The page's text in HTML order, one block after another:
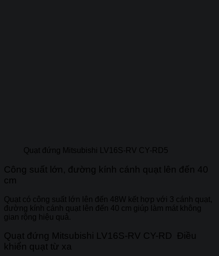
Quạt đứng Mitsubishi LV16S-RV CY-RD5
Công suất lớn, đường kính cánh quạt lên đến 40
cm
Quạt có công suất lớn lên đến 48W kết hợp với 3 cánh quạt,
đường kính cánh quạt lên đến 40 cm giúp làm mát không
gian rộng hiệu quả.
Quạt đứng Mitsubishi LV16S-RV CY-RD Điều
khiển quạt từ xa